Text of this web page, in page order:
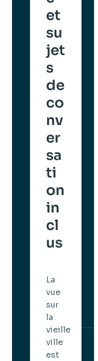
et
su
jet
s
de
co
nv
er
sa
ti
on
in
cl
us
La
vue
sur
la
vieille
ville
est